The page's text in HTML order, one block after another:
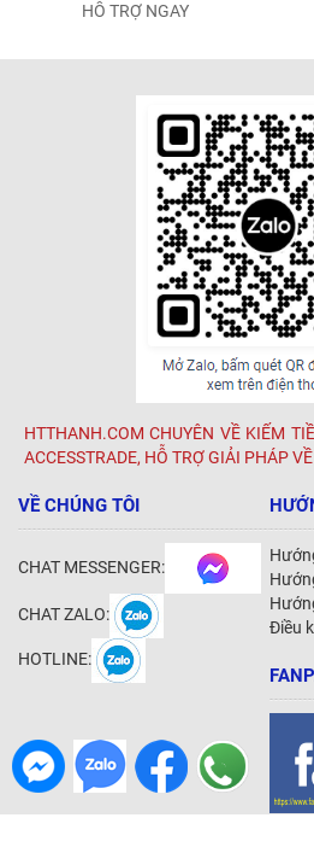
HỖ TRỢ NGAY
HTTHANH.COM CHUYÊN VỀ KIẾM
ACCESSTRADE, HỖ TRỢ GIẢI PHÁP
VỀ CHÚNG TÔI
CHAT MESSENGER:
CHAT ZALO:
HOTLINE:
Điều